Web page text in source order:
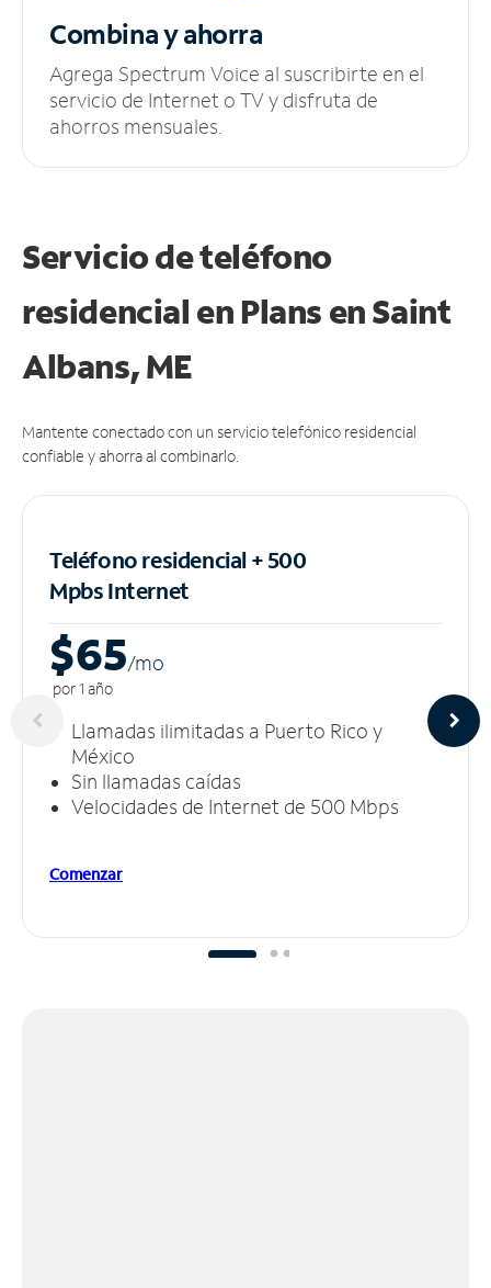
Combina y ahorra
Agrega Spectrum Voice al suscribirte en el
servicio de Internet o TV y disfruta de
ahorros mensuales.
Servicio de teléfono
residencial en Plans en Saint
Albans, ME
Mantente conectado con un servicio telefónico residencial
confiable y ahorra al combinarlo.
Teléfono residencial + 500
MpbsInternet
$65/mo
por 1 año
Llamadas ilimitadas a Puerto Rico y
México
Sin llamadas caídas
Velocidades de Internet de 500 Mbps
Comenzar